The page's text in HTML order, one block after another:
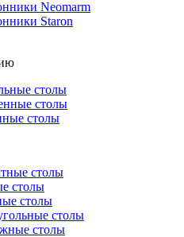
Neomarm
Staron
столы
столы
столы
столы
столы
столы
столы
столы